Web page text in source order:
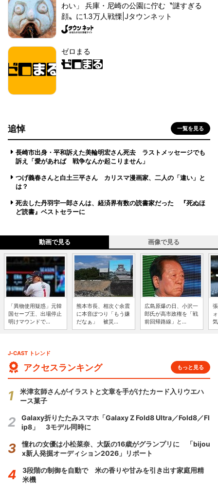
わい」 兵庫・尼崎の公園に佇む〝謎すぎる
顔〟に1.3万人戦慄|Jタウンネット
ゼロまる
追悼 一覧を見る
長崎市出身・平和訴えた美輪明宏さん死去 ラストメッセージでも
訴え「愛があれば 戦争なんか起こりません」
つげ義春さんと白土三平さん カリスマ漫画家、二人の「違い」と
は？
死去した丹羽宇一郎さんは、経済界有数の読書家だった 『死ぬほ
ど読書』ベストセラーに
動画で見る 画像で見る
「異物使用疑惑」元韓
国セーブ王、出場停止
明けマウンドで...
熊本市長、相次ぐ余震
に本音ぽつり「もう嫌
だなぁ」 被災...
広島原爆の日、小沢一
郎氏が高市政権を「戦
前回帰路線」と...
J-CAST トレンド
アクセスランキング もっと見る
米津玄師さんがイラストと文章を手がけたカード入りウエハ
ース菓子
Galaxy折りたたみスマホ「Galaxy Z Fold8 Ultra／Fold8／Fl
ip8」 3モデル同時に
憧れの女優は小松菜奈、大阪の16歳がグランプリに 「bijou
x新人発掘オーディション2026」リポート
3段階の制御を自動で 米の香りや甘みを引き出す家庭用精
米機